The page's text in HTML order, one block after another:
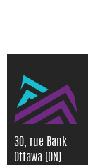
30, rue Bank
Ottawa (ON)